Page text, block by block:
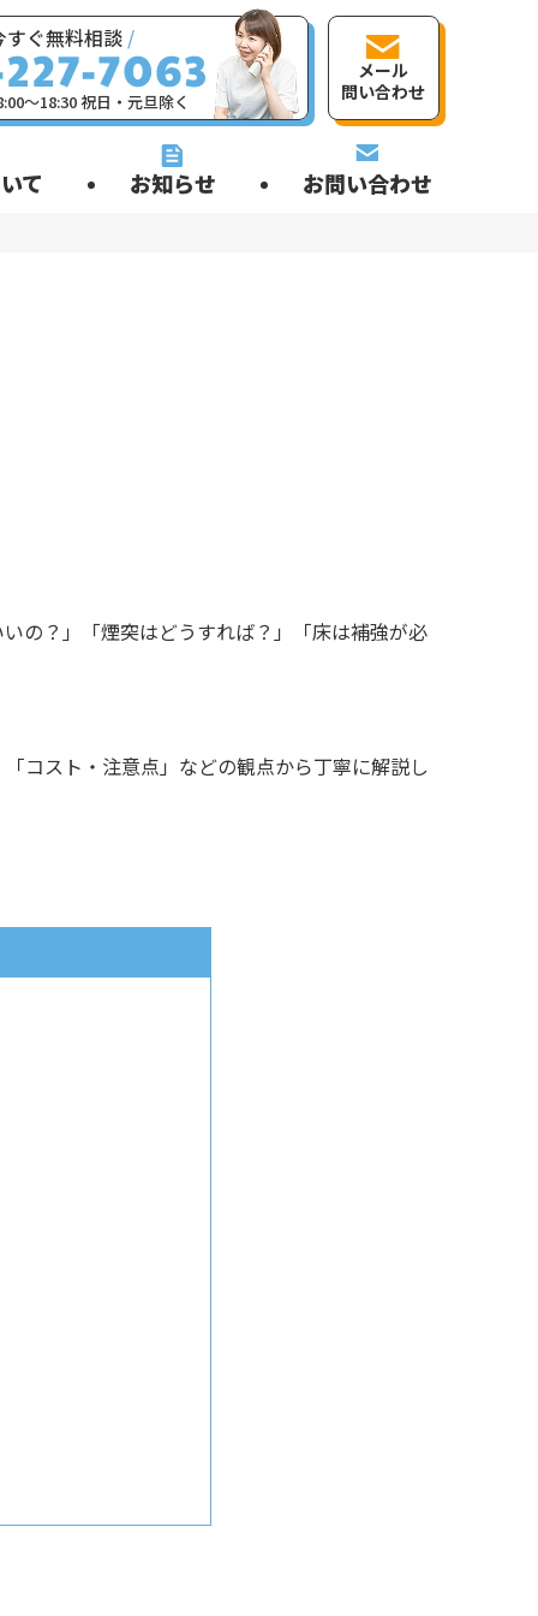
て お知らせ お問い合わせ
すぐ無料相談 /
〜18:30 祝日・元旦除く
メール
問い合わせ
の？」「煙突はどうすれば？」「床は補強が必
コスト・注意点」などの観点から丁寧に解説し